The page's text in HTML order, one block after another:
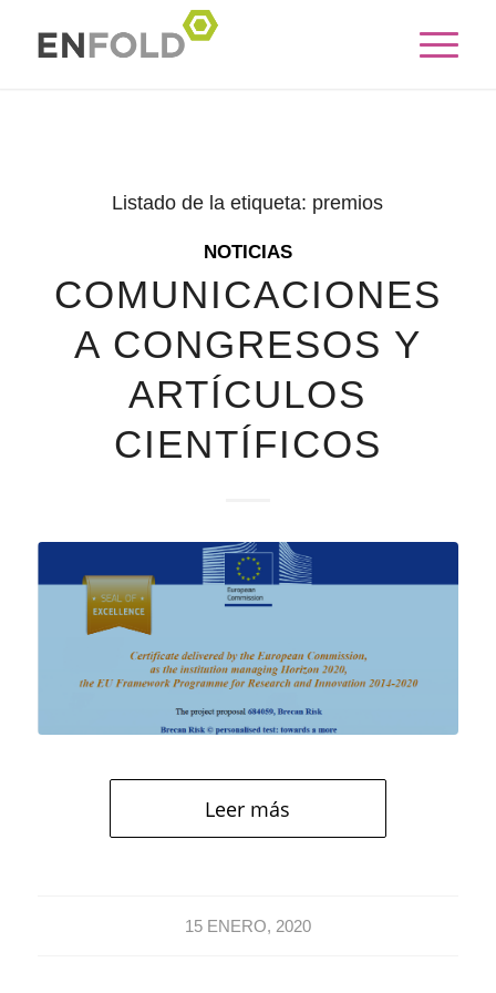
Listado de la etiqueta: premios
NOTICIAS
COMUNICACIONES
A CONGRESOS Y
ARTÍCULOS
CIENTÍFICOS
Leer más
15 ENERO, 2020